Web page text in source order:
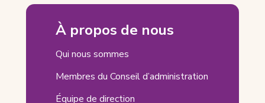
Un
algorithme
d’intelligence
artificielle
À propos de nous
Qui nous sommes
Membres du Conseil d’administration
Équipe de direction